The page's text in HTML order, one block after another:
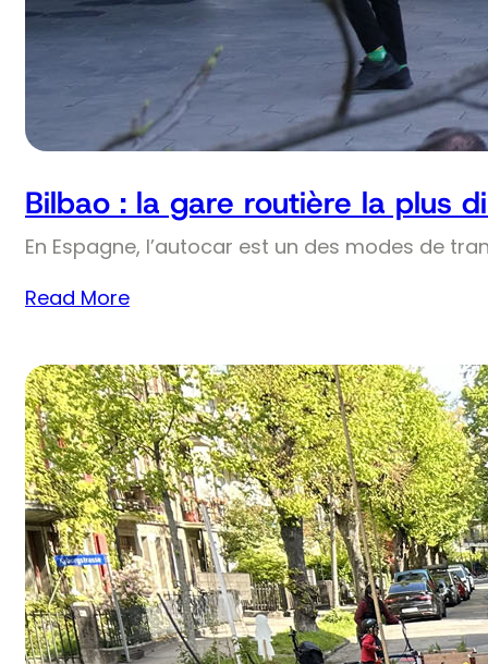
Bilbao : la gare routière la plus
En Espagne, l’autocar est un des modes de
Read More